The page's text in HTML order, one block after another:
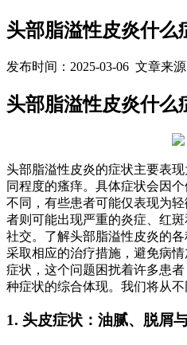
头部脂溢性皮炎什么
发布时间：2025-03-06 文章来源
头部脂溢性皮炎什么
头部脂溢性皮炎的症状主要表
同程度的瘙痒。具体症状会因
不同，有些患者可能仅表现为
者则可能出现严重的炎症、红
社交。了解头部脂溢性皮炎的
采取相应的治疗措施，避免病
症状，这个问题困扰着许多患
种症状的综合体现。我们将从不
1. 头皮症状：油腻、脱屑